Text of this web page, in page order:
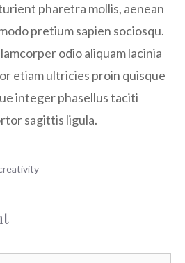
pharetra mollis, aenean
pretium sapien sociosqu.
odio aliquam lacinia
etiam ultricies proin quisque
integer phasellus taciti
sagittis ligula.